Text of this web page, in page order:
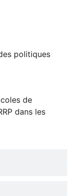
politiques
de
dans les